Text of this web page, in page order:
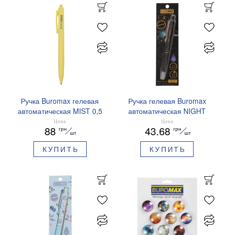
Ручка Buromax гелевая
автоматическая MIST 0,5
мм синие чернила
BM.83103
Цена
88 грн
шт
КУПИТЬ
Ручка гелевая Buromax
автоматическая NIGHT
SKY ZODIAC 0.5 мм
ароматизированный грипп
синие чернила BM.8379-
01
Цена
43.68 грн
шт
КУПИТЬ